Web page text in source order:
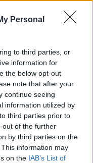
Personal
to third parties, or
information for
the below opt-out
note that after your
continue seeing
information utilized by
third parties prior to
out of the further
by third parties on the
information may
on the IAB’s List of
dei The
tornare
il mondo, tornando
scelto le 10 più
le vostre?